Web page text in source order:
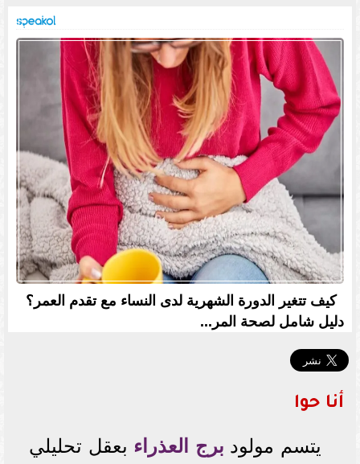
كيف تتغير الدورة الشهرية لدى النساء مع تقدم العمر؟
دليل شامل لصحة المر...
أنا حوا
يتسم مولود برج العذراء بعقل تحليلي